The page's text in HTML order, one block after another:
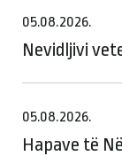
05.08.2026.
Nevidljivi
05.08.2026.
Hapave të